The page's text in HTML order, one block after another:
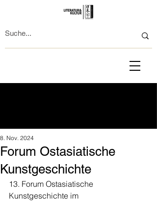
Forum Ostasiatische
Kunstgeschichte
8. Nov. 2024
13. Forum Ostasiatische
Kunstgeschichte im